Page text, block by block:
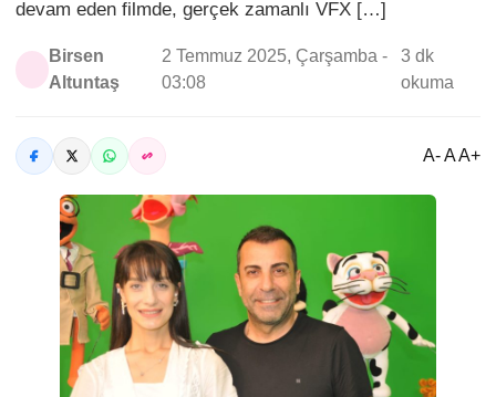
devam eden filmde, gerçek zamanlı VFX […]
Birsen
Altuntaş
2 Temmuz 2025, Çarşamba -
03:08
3 dk
okuma
A- A A+